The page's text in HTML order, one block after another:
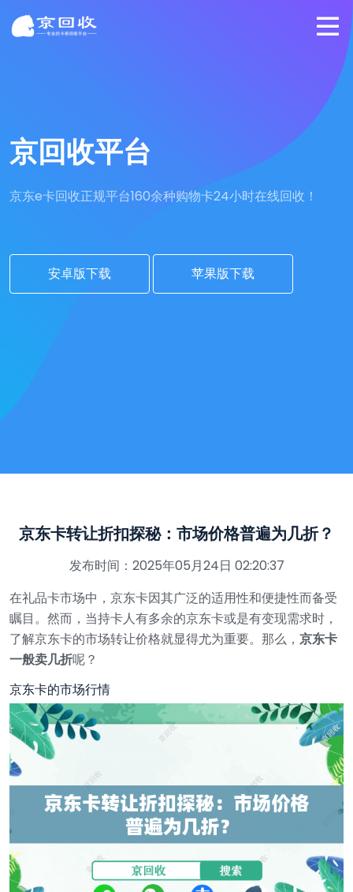
京回收平台
京东e卡回收正规平台160余种购物卡24小时在线回收！
安卓版下载 苹果版下载
京东卡转让折扣探秘：市场价格普遍为几折？
发布时间：2025年05月24日 02:20:37
在礼品卡市场中，京东卡因其广泛的适用性和便捷性而备受
瞩目。然而，当持卡人有多余的京东卡或是有变现需求时，
了解京东卡的市场转让价格就显得尤为重要。那么， 京东卡
一般卖几折呢？
京东卡的市场行情